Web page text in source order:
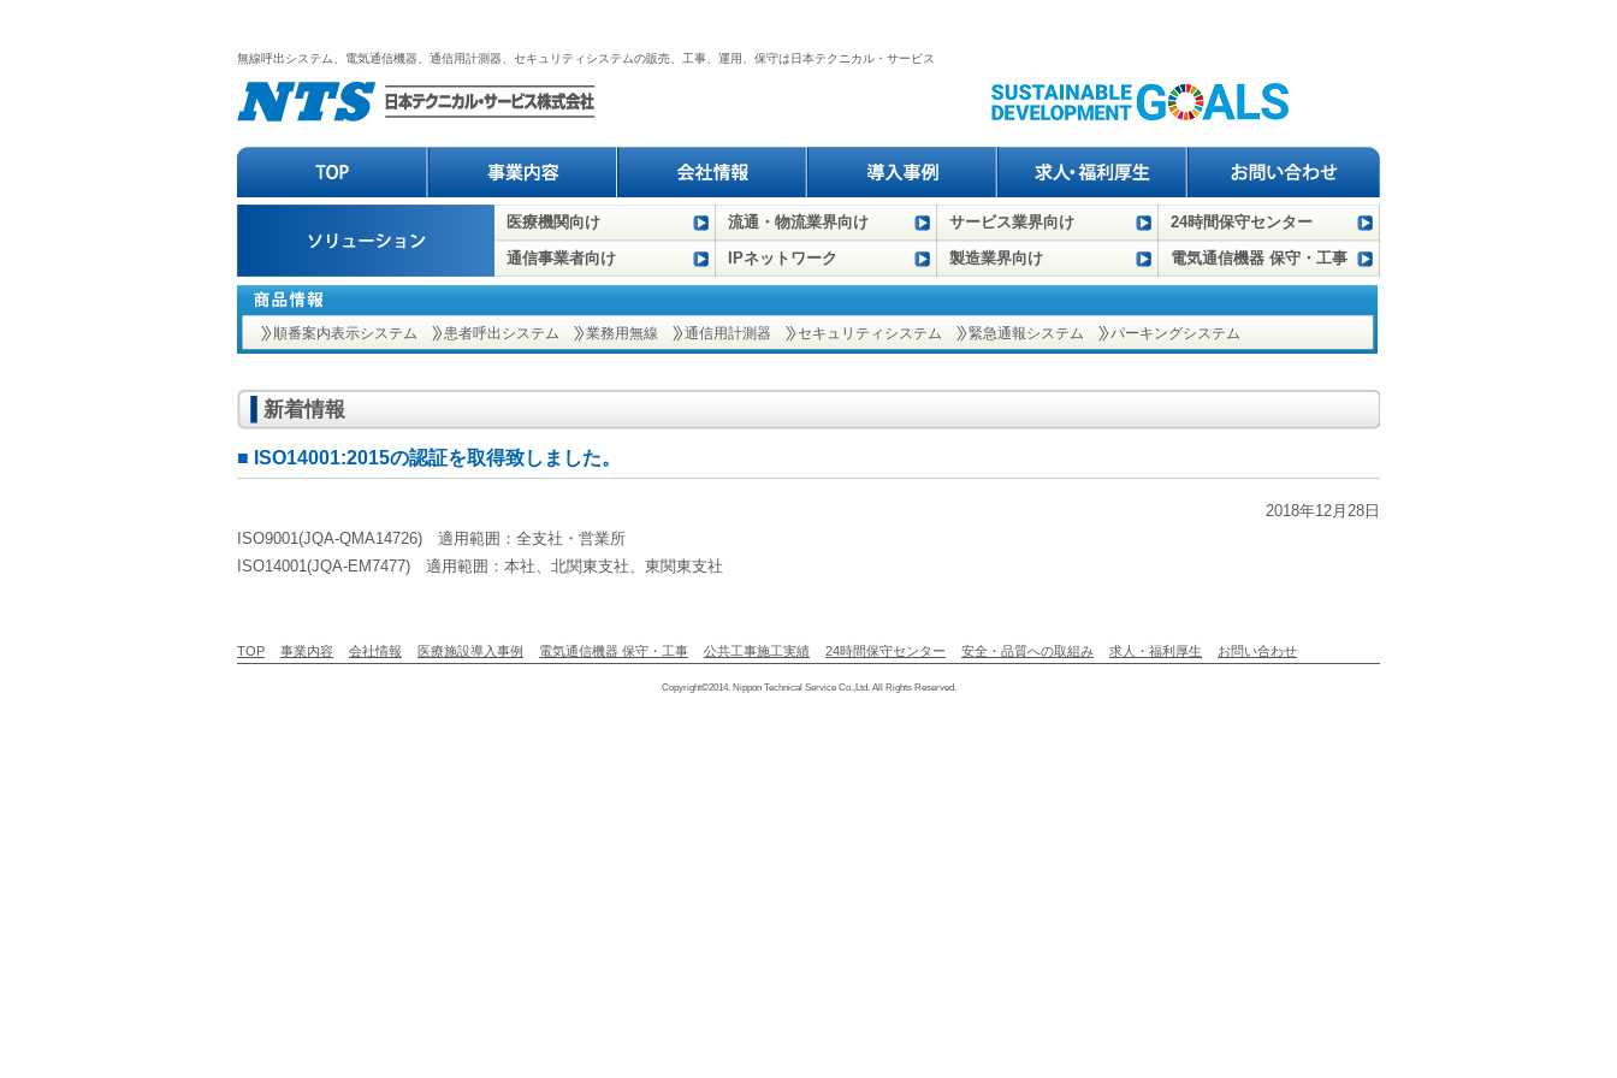
無線呼出システム、電気通信機器、通信用計測器、セキュリティシステムの販売、工事、運用、保守は日本テクニカル・サービス
医療機関向け 流通・物流業界向け サービス業界向け
24時間保守センター
通信事業者向け
IPネットワーク 製造業界向け 電気通信機器 保守・工事
順番案内表示システム 患者呼出システム 業務用無線 通信用計測器 セキュリティシステム 緊急通報システム パーキングシステム
新着情報
■ ISO14001:2015の認証を取得致しました。
2018年12月28日
ISO9001(JQA-QMA14726) 適用範囲：全支社・営業所
ISO14001(JQA-EM7477) 適用範囲：本社、北関東支社、東関東支社
TOP 事業内容 会社情報 医療施設導入事例 電気通信機器 保守・工事 公共工事施工実績 24時間保守センター 安全・品質への取組み 求人・福利厚生 お問い合わせ
Copyright©2014. Nippon Technical Service Co.,Ltd. All Rights Reserved.